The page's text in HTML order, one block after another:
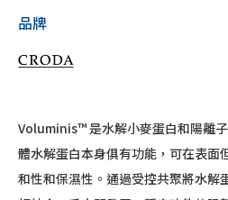
品牌
Voluminis™ 是水解小麥蛋白和陽離
體水解蛋白本身俱有功能，可在表面
和性和保濕性。通過受控共聚將水解